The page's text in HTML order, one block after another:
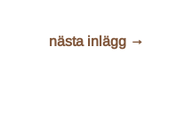
nästa inlägg →